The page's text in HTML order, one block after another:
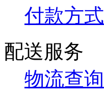
付款方式
配送服务
物流查询